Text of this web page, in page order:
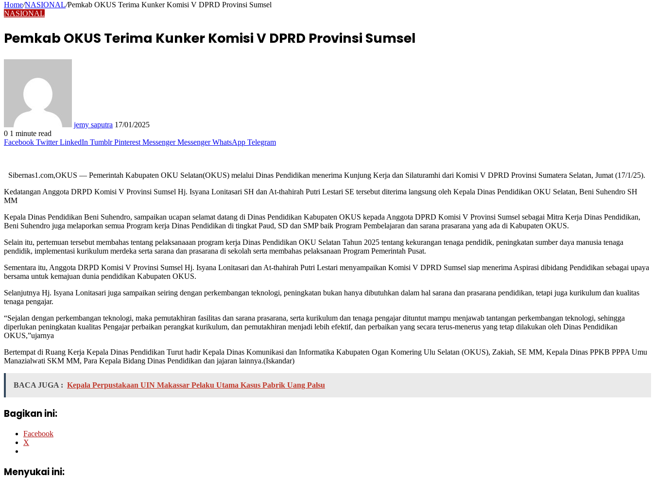
Home/NASIONAL/Pemkab OKUS Terima Kunker Komisi V DPRD Provinsi Sumsel
NASIONAL
Pemkab OKUS Terima Kunker Komisi V DPRD Provinsi Sumsel
jemy saputra 17/01/2025
0 1 minute read
Facebook Twitter LinkedIn Tumblr Pinterest Messenger Messenger WhatsApp Telegram
Sibernas1.com,OKUS — Pemerintah Kabupaten OKU Selatan(OKUS) melalui Dinas Pendidikan menerima Kunjung Kerja dan Silaturamhi dari Komisi V DPRD Provinsi Sumatera Selatan, Jumat (17/1/25).
Kedatangan Anggota DRPD Komisi V Provinsi Sumsel Hj. Isyana Lonitasari SH dan At-thahirah Putri Lestari SE tersebut diterima langsung oleh Kepala Dinas Pendidikan OKU Selatan, Beni Suhendro SH
MM
Kepala Dinas Pendidikan Beni Suhendro, sampaikan ucapan selamat datang di Dinas Pendidikan Kabupaten OKUS kepada Anggota DPRD Komisi V Provinsi Sumsel sebagai Mitra Kerja Dinas Pendidikan,
Beni Suhendro juga melaporkan semua Program kerja Dinas Pendidikan di tingkat Paud, SD dan SMP baik Program Pembelajaran dan sarana prasarana yang ada di Kabupaten OKUS.
Selain itu, pertemuan tersebut membahas tentang pelaksanaaan program kerja Dinas Pendidikan OKU Selatan Tahun 2025 tentang kekurangan tenaga pendidik, peningkatan sumber daya manusia tenaga
pendidik, implementasi kurikulum merdeka serta sarana dan prasarana di sekolah serta membahas pelaksanaan Program Pemerintah Pusat.
Sementara itu, Anggota DRPD Komisi V Provinsi Sumsel Hj. Isyana Lonitasari dan At-thahirah Putri Lestari menyampaikan Komisi V DPRD Sumsel siap menerima Aspirasi dibidang Pendidikan sebagai upaya
bersama untuk kemajuan dunia pendidikan Kabupaten OKUS.
Selanjutnya Hj. Isyana Lonitasari juga sampaikan seiring dengan perkembangan teknologi, peningkatan bukan hanya dibutuhkan dalam hal sarana dan prasarana pendidikan, tetapi juga kurikulum dan kualitas
tenaga pengajar.
“Sejalan dengan perkembangan teknologi, maka pemutakhiran fasilitas dan sarana prasarana, serta kurikulum dan tenaga pengajar dituntut mampu menjawab tantangan perkembangan teknologi, sehingga
diperlukan peningkatan kualitas Pengajar perbaikan perangkat kurikulum, dan pemutakhiran menjadi lebih efektif, dan perbaikan yang secara terus-menerus yang tetap dilakukan oleh Dinas Pendidikan
OKUS,”ujarnya
Bertempat di Ruang Kerja Kepala Dinas Pendidikan Turut hadir Kepala Dinas Komunikasi dan Informatika Kabupaten Ogan Komering Ulu Selatan (OKUS), Zakiah, SE MM, Kepala Dinas PPKB PPPA Umu
Manazialwati SKM MM, Para Kepala Bidang Dinas Pendidikan dan jajaran lainnya.(Iskandar)
BACA JUGA : Kepala Perpustakaan UIN Makassar Pelaku Utama Kasus Pabrik Uang Palsu
Bagikan ini:
Facebook
X
Menyukai ini: